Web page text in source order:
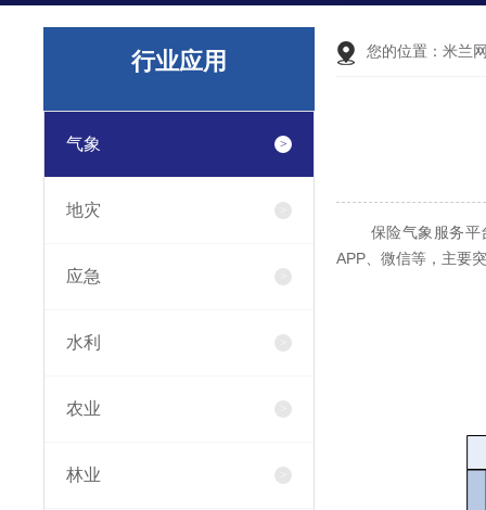
行业应用
气象
地灾
应急
水利
农业
林业
您的位置： 米兰
保险气象服务平台
APP、微信等，主要